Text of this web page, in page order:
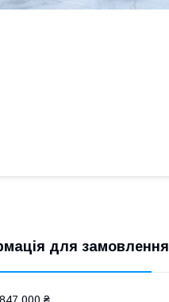
для замовлення
847 000 ₴